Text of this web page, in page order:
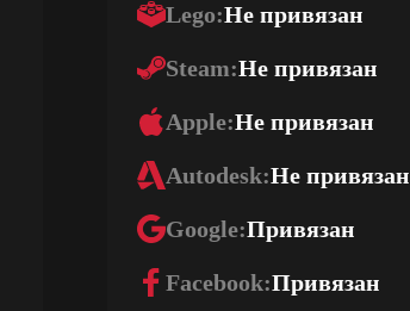
Lego:Не привязан
Steam:Не привязан
Apple:Не привязан
Autodesk:Не привязан
Google:Привязан
Facebook:Привязан